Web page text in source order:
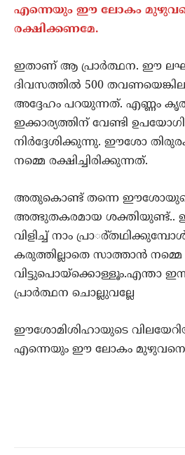
എന്നെയും ഈ ലോകം
രക്ഷിക്കണമേ.
ഇതാണ് ആ പ്രാര്‍ത്ഥന. ഈ
ദിവസത്തില്‍ 500
അദ്ദേഹം പറയുന്നത്. എണ്ണം
ഇക്കാര്യത്തിന് വേണ്ടി
നിര്‍ദ്ദേശിക്കുന്നു. ഈശോ
നമ്മെ രക്ഷിച്ചിരിക്കുന്നത്.
അതുകൊണ്ട് തന്നെ ഈശോയുടെ
അത്ഭുതകരമായ ശക്തിയുണ്ട്..
വിളിച്ച് നാം
കരുത്തില്ലാതെ സാത്താന്‍ നമ്മെ
വിട്ടുപൊയ്‌ക്കൊള്ളൂം.എന്താ
പ്രാര്‍ത്ഥന ചൊല്ലുവല്ലേ
ഈശോമിശിഹായുടെ
എന്നെയും ഈ ലോകം